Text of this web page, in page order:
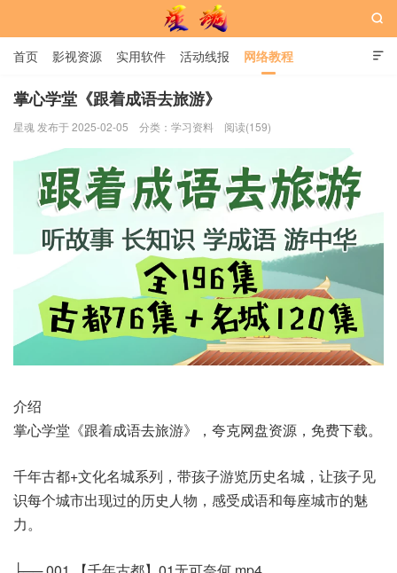
星魂网

首页 影视资源 实用软件 活动线报 网络教程
用户中心 书籍 娱乐

掌心学堂《跟着成语去旅游》
星魂 发布于 2025-02-05 分类： 学习资料 阅读(159)
介绍
掌心学堂《跟着成语去旅游》，夸克网盘资源，免费下载。
千年古都+文化名城系列，带孩子游览历史名城，让孩子见
识每个城市出现过的历史人物，感受成语和每座城市的魅
力。